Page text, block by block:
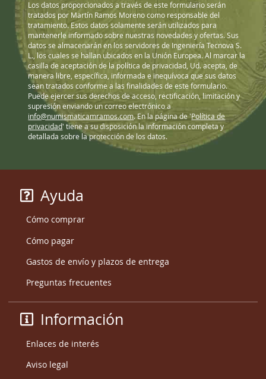
Los datos proporcionados a través de este formulario serán
tratados por Martín Ramos Moreno como responsable del
tratamiento. Estos datos solamente serán utilizados para
mantenerle informado sobre nuestras novedades y ofertas. Sus
datos se almacenarán en los servidores de Ingeniería Tecnova S.
L., los cuales se hallan ubicados en la Unión Europea. Al marcar la
casilla de aceptación de la política de privacidad, Ud. acepta, de
manera libre, específica, informada e inequívoca que sus datos
sean tratados conforme a las finalidades de este formulario.
Puede ejercer sus derechos de acceso, rectificación, limitación y
supresión enviando un correo electrónico a
info@numismaticamramos.com. En la página de 'Política de
privacidad' tiene a su disposición la información completa y
detallada sobre la protección de los datos.
Ayuda
Cómo comprar
Cómo pagar
Gastos de envío y plazos de entrega
Preguntas frecuentes
Información
Enlaces de interés
Aviso legal